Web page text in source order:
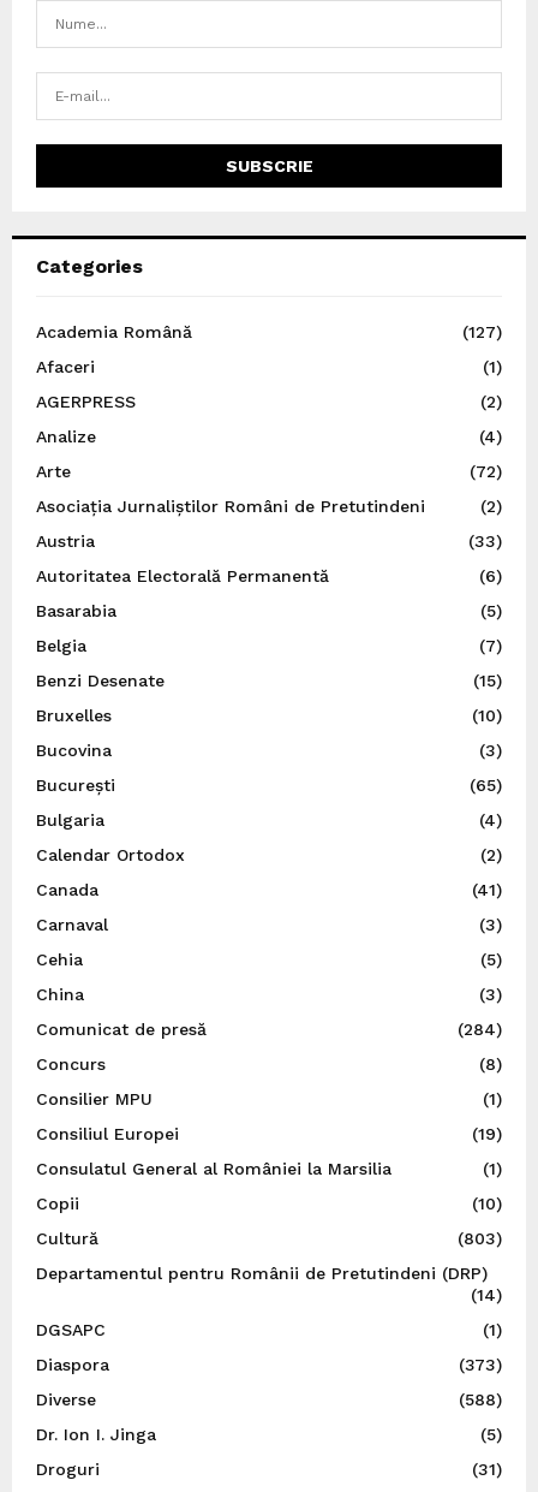
Categories
Academia Română
(127)
Afaceri
(1)
AGERPRESS
(2)
Analize
(4)
Arte
(72)
Asociația Jurnaliștilor Români de Pretutindeni
(2)
Austria
(33)
Autoritatea Electorală Permanentă
(6)
Basarabia
(5)
Belgia
(7)
Benzi Desenate
(15)
Bruxelles
(10)
Bucovina
(3)
București
(65)
Bulgaria
(4)
Calendar Ortodox
(2)
Canada
(41)
Carnaval
(3)
Cehia
(5)
China
(3)
Comunicat de presă
(284)
Concurs
(8)
Consilier MPU
(1)
Consiliul Europei
(19)
Consulatul General al României la Marsilia
(1)
Copii
(10)
Cultură
(803)
Departamentul pentru Românii de Pretutindeni (DRP)
(14)
DGSAPC
(1)
Diaspora
(373)
Diverse
(588)
Dr. Ion I. Jinga
(5)
Droguri
(31)